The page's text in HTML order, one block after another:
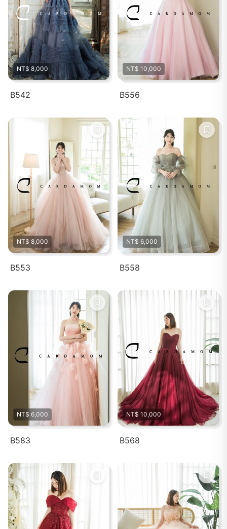
NT$ 8,000
B542
NT$ 10,000
B556
NT$ 8,000
B553
NT$ 6,000
B558
NT$ 6,000
B583
NT$ 10,000
B568